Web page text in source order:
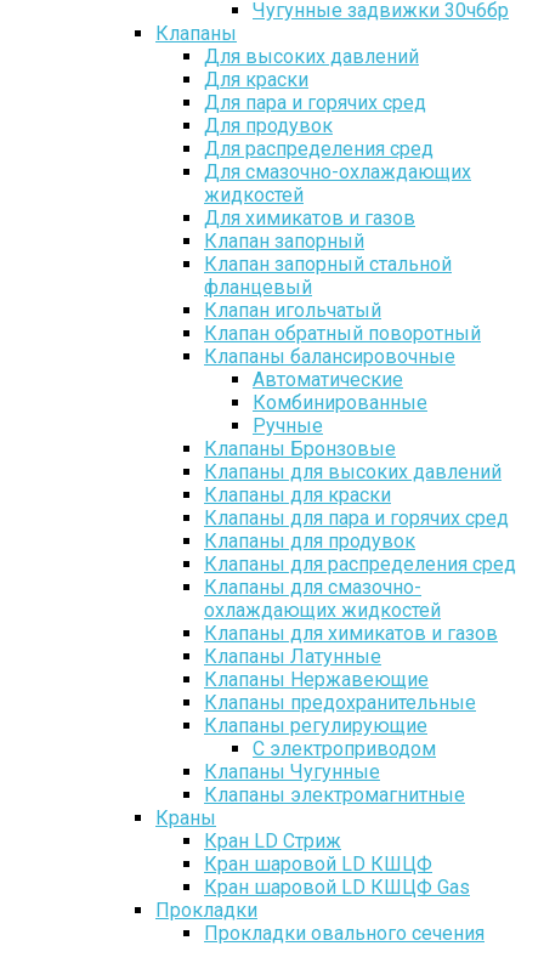
Чугунные задвижки 30ч6бр
Клапаны
Для высоких давлений
Для краски
Для пара и горячих сред
Для продувок
Для распределения сред
Для смазочно-охлаждающих
жидкостей
Для химикатов и газов
Клапан запорный
Клапан запорный стальной
фланцевый
Клапан игольчатый
Клапан обратный поворотный
Клапаны балансировочные
Автоматические
Комбинированные
Ручные
Клапаны Бронзовые
Клапаны для высоких давлений
Клапаны для краски
Клапаны для пара и горячих сред
Клапаны для продувок
Клапаны для распределения сред
Клапаны для смазочно-
охлаждающих жидкостей
Клапаны для химикатов и газов
Клапаны Латунные
Клапаны Нержавеющие
Клапаны предохранительные
Клапаны регулирующие
С электроприводом
Клапаны Чугунные
Клапаны электромагнитные
Краны
Кран LD Стриж
Кран шаровой LD КШЦФ
Кран шаровой LD КШЦФ Gas
Прокладки
Прокладки овального сечения